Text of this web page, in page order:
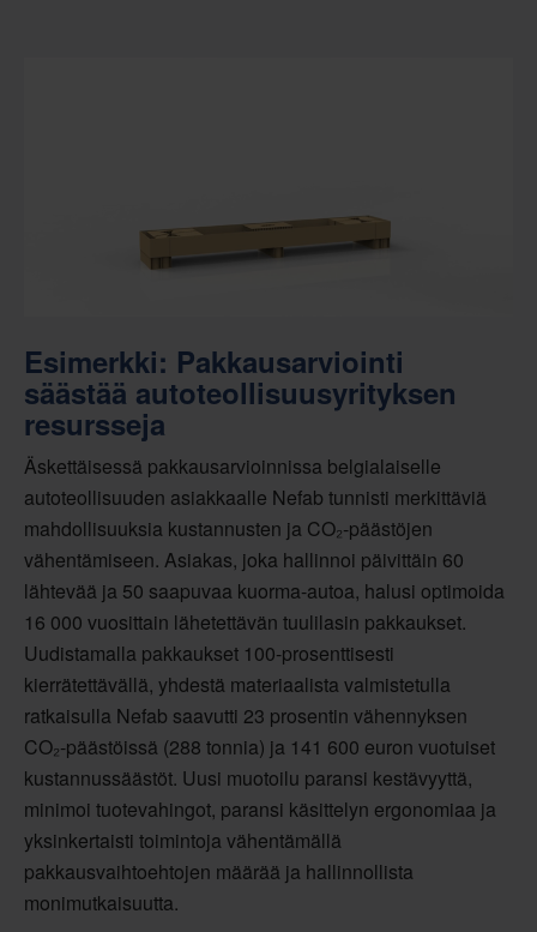
Esimerkki: Pakkausarviointi
säästää autoteollisuusyrityksen
resursseja
Äskettäisessä pakkausarvioinnissa belgialaiselle
autoteollisuuden asiakkaalle Nefab tunnisti merkittäviä
mahdollisuuksia kustannusten ja CO₂-päästöjen
vähentämiseen. Asiakas, joka hallinnoi päivittäin 60
lähtevää ja 50 saapuvaa kuorma-autoa, halusi optimoida
16 000 vuosittain lähetettävän tuulilasin pakkaukset.
Uudistamalla pakkaukset 100-prosenttisesti
kierrätettävällä, yhdestä materiaalista valmistetulla
ratkaisulla Nefab saavutti 23 prosentin vähennyksen
CO₂-päästöissä (288 tonnia) ja 141 600 euron vuotuiset
kustannussäästöt. Uusi muotoilu paransi kestävyyttä,
minimoi tuotevahingot, paransi käsittelyn ergonomiaa ja
yksinkertaisti toimintoja vähentämällä
pakkausvaihtoehtojen määrää ja hallinnollista
monimutkaisuutta.